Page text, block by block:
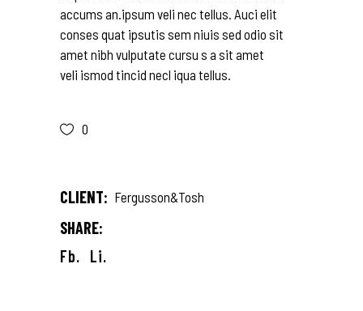
accums an.ipsum veli nec tellus. Auci elit
conses quat ipsutis sem niuis sed odio sit
amet nibh vulputate cursu s a sit amet
veli ismod tincid necl iqua tellus.
0
CLIENT: Fergusson&Tosh
SHARE:
Fb. Li.